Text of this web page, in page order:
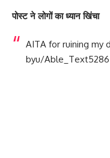
पोस्ट ने लोगों का ध्यान खिंचा
AITA for ruining my
byu/Able_Text5286